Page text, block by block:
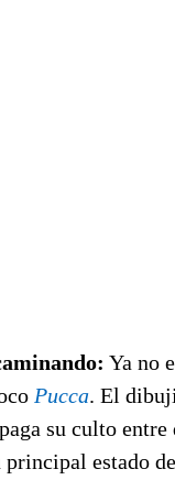
Ya no
Pucca. El
su culto entre
principal estado